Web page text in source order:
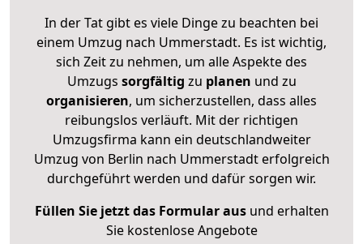
In der Tat gibt es viele Dinge zu beachten bei
einem Umzug nach Ummerstadt. Es ist wichtig,
sich Zeit zu nehmen, um alle Aspekte des
Umzugs sorgfältig zu planen und zu
organisieren, um sicherzustellen, dass alles
reibungslos verläuft. Mit der richtigen
Umzugsfirma kann ein deutschlandweiter
Umzug von Berlin nach Ummerstadt erfolgreich
durchgeführt werden und dafür sorgen wir.
Füllen Sie jetzt das Formular ausund erhalten
Sie kostenlose Angebote